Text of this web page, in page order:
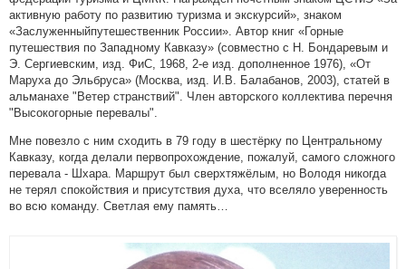
активную работу по развитию туризма и экскурсий», знаком
«Заслуженныйпутешественник России». Автор книг «Горные
путешествия по Западному Кавказу» (совместно с Н. Бондаревым и
Э. Сергиевским, изд. ФиС, 1968, 2-е изд. дополненное 1976), «От
Маруха до Эльбруса» (Москва, изд. И.В. Балабанов, 2003), статей в
альманахе "Ветер странствий". Член авторского коллектива перечня
"Высокогорные перевалы".
Мне повезло с ним сходить в 79 году в шестёрку по Центральному
Кавказу, когда делали первопрохождение, пожалуй, самого сложного
перевала - Шхара. Маршрут был сверхтяжёлым, но Володя никогда
не терял спокойствия и присутствия духа, что вселяло уверенность
во всю команду. Светлая ему память…